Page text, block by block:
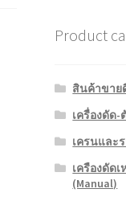
Product
สินค้าขาย
เครื่องดัด-
เครนและ
เครืองดัด
(Manual)